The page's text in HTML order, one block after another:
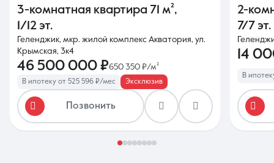
3-комнатная квартира 71 м²,
1/12 эт.
Геленджик, мкр. жилой комплекс Акватория, ул.
Крымская, 3к4
46 500 000 ₽650 350 ₽/м²
В ипотеку от 525 596 ₽/мес Эксклюзив
Позвонить
2-
7/7 эт.
14
В